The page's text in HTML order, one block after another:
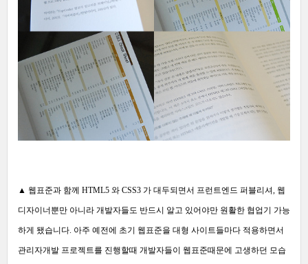
▲ 웹표준과 함께 HTML5 와 CSS3 가 대두되면서 프런트엔드 퍼블리셔, 웹
디자이너뿐만 아니라 개발자들도 반드시 알고 있어야만 원활한 협업기 가능
하게 됐습니다. 아주 예전에 초기 웹표준을 대형 사이트들마다 적용하면서
관리자개발 프로젝트를 진행할때 개발자들이 웹표준때문에 고생하던 모습